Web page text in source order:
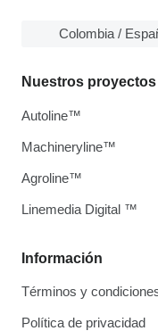
Colombia /
Información
Términos y
Política de privacidad
Nuestros proyectos
Autoline™
Machineryline™
Agroline™
Linemedia Digital ™